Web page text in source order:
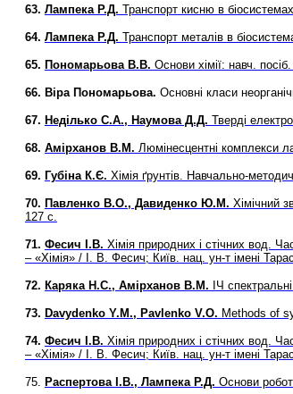
63. Лампека Р.Д. Транспорт кисню в
64. Лампека Р.Д. Транспорт металів в
65. Пономарьова В.В. Основи хімії: навч.
66. Віра Пономарьова. Основні класи
67. Неділько С.А., Наумова Д.Д. Тверді
68. Амірханов В.М. Люмінесцентні комплекси
69. Губіна К.Є. Хімія ґрунтів. Навчально-
70. Павленко В.О., Давиденко Ю.М. Хімічний
127 с.
71. Фесич І.В. Хімія природних і стічних вод.
– «Хімія» / І. В. Фесич; Київ. нац. ун-т імені
72. Каряка Н.С., Амірханов В.М. ІЧ
73. Davydenko Y.M., Pavlenko V.O. Methods of
74. Фесич І.В. Хімія природних і стічних вод.
– «Хімія» / І. В. Фесич; Київ. нац. ун-т імені
75. Распертова І.В., Лампека Р.Д. Основи